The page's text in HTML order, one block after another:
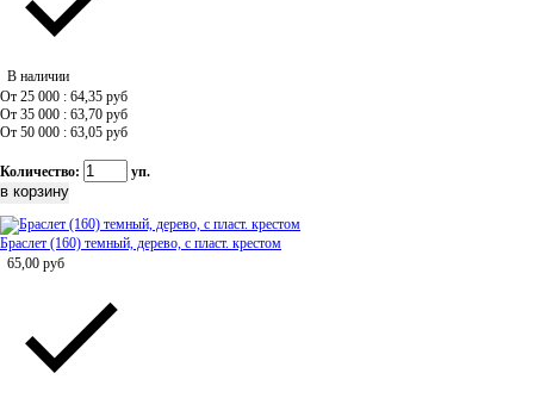
В наличии
От 25 000 : 64,35 руб
От 35 000 : 63,70 руб
От 50 000 : 63,05 руб
Количество: уп.
Браслет (160) темный, дерево, с пласт. крестом
65,00 руб